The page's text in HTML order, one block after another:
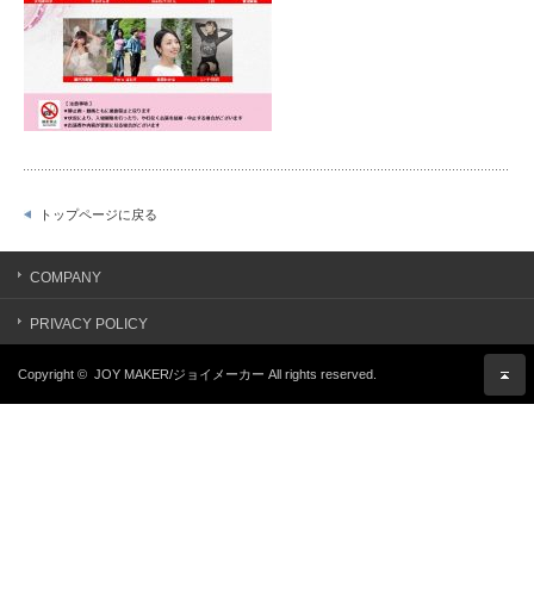
トップページに戻る
COMPANY
PRIVACY POLICY
Copyright © JOY MAKER/ジョイメーカー All rights reserved.